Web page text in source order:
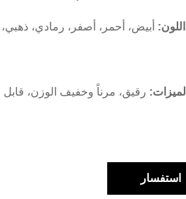
اللون: أبيض، أحمر، أصفر، رمادي،
الميزات: رقيق، مرناً وخفيف الوزن،
استفسار